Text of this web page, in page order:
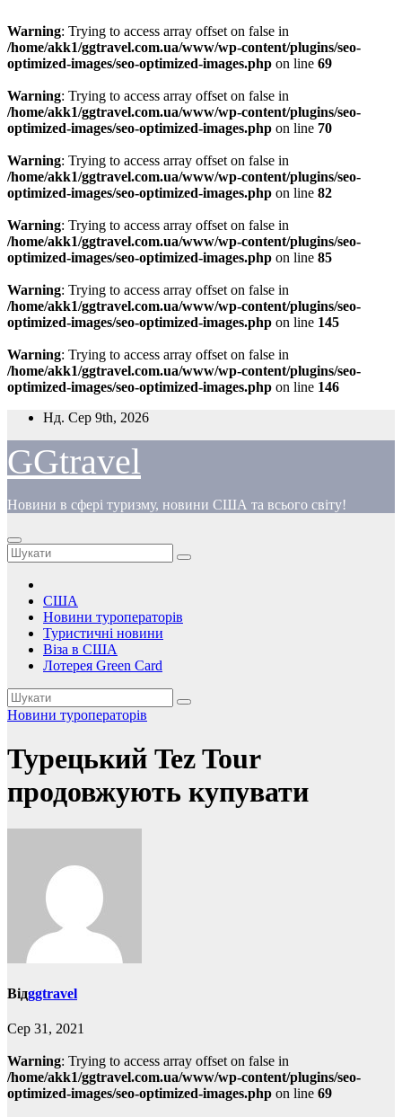
Warning: Trying to access array offset on false in
/home/akk1/ggtravel.com.ua/www/wp-content/plugins/seo-
optimized-images/seo-optimized-images.php on line 69
Warning: Trying to access array offset on false in
/home/akk1/ggtravel.com.ua/www/wp-content/plugins/seo-
optimized-images/seo-optimized-images.php on line 70
Warning: Trying to access array offset on false in
/home/akk1/ggtravel.com.ua/www/wp-content/plugins/seo-
optimized-images/seo-optimized-images.php on line 82
Warning: Trying to access array offset on false in
/home/akk1/ggtravel.com.ua/www/wp-content/plugins/seo-
optimized-images/seo-optimized-images.php on line 85
Warning: Trying to access array offset on false in
/home/akk1/ggtravel.com.ua/www/wp-content/plugins/seo-
optimized-images/seo-optimized-images.php on line 145
Warning: Trying to access array offset on false in
/home/akk1/ggtravel.com.ua/www/wp-content/plugins/seo-
optimized-images/seo-optimized-images.php on line 146
Перейти
вмісту
Нд. Сер 9th, 2026
GGtravel
Новини в сфері туризму, новини США та всього світу!
США
Новини туроператорів
Туристичні новини
Віза в США
Лотерея Green Card
Новини туроператорів
Турецький Tez Tour
продовжують купувати
Відggtravel
Сер 31, 2021
Warning: Trying to access array offset on false in
/home/akk1/ggtravel.com.ua/www/wp-content/plugins/seo-
optimized-images/seo-optimized-images.php on line 69